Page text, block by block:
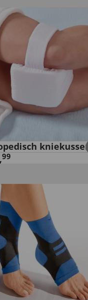
kniekussen
,99